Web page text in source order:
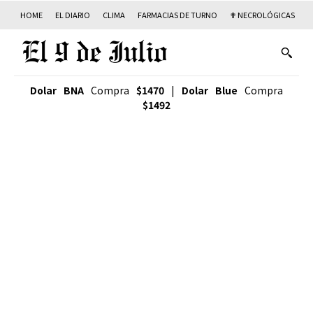
HOME EL DIARIO CLIMA FARMACIAS DE TURNO ✟ NECROLÓGICAS
Dolar BNA Compra $1470 | Dolar Blue Compra
$1492